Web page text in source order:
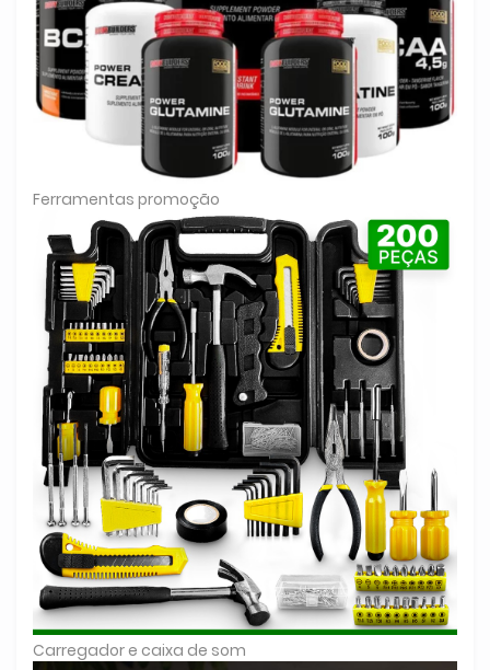
Ferramentas promoção
Carregador e caixa de som